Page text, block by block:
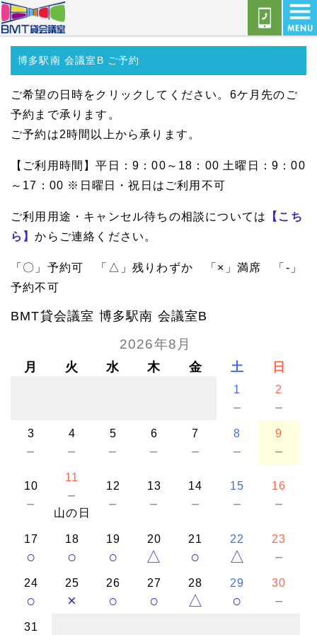
博多駅南 会議室B ご予約
ご希望の日時をクリックしてください。6ケ月先のご
予約まで承ります。
ご予約は2時間以上から承ります。
【ご利用時間】平日：9：00～18：00 土曜日：9：00
～17：00 ※日曜日・祝日はご利用不可
ご利用用途・キャンセル待ちの相談については
【こち
ら】からご連絡ください。
「〇」予約可 「△」残りわずか 「×」満席 「-」
予約不可
BMT貸会議室 博多駅南 会議室B
2026年8月
月 火 水 木 金 土 日
1
－
2
－
3
－
4
－
5
－
6
－
7
－
8
－
9
－
10
－
11
－
山の日
12
－
13
－
14
－
15
－
16
－
17
○
18
○
19
○
20
△
21
○
22
△
23
－
24
○
25
×
26
○
27
○
28
△
29
○
30
－
31